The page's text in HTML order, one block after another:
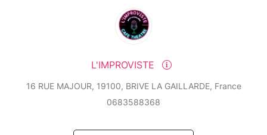
L'IMPROVISTE
16 RUE MAJOUR, 19100, BRIVE LA GAILLARDE, France
0683588368